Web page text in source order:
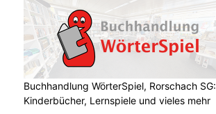
Buchhandlung WörterSpiel, Rorschach SG:
Kinderbücher, Lernspiele und vieles mehr